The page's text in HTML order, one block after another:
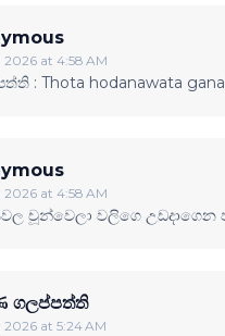
2026 at 4:58 AM
: Thota hodanawata gana
2026 at 4:58 AM
චූන්වෙලා වලිගෙ උඩදාගෙන
ගලප්පත්ති
2026 at 5:24 AM